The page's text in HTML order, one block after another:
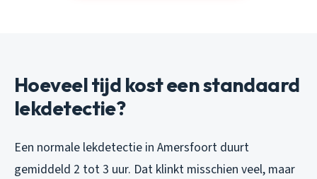
Hoeveel tijd kost een standaard
lekdetectie?
Een normale lekdetectie in Amersfoort duurt
gemiddeld 2 tot 3 uur. Dat klinkt misschien veel, maar